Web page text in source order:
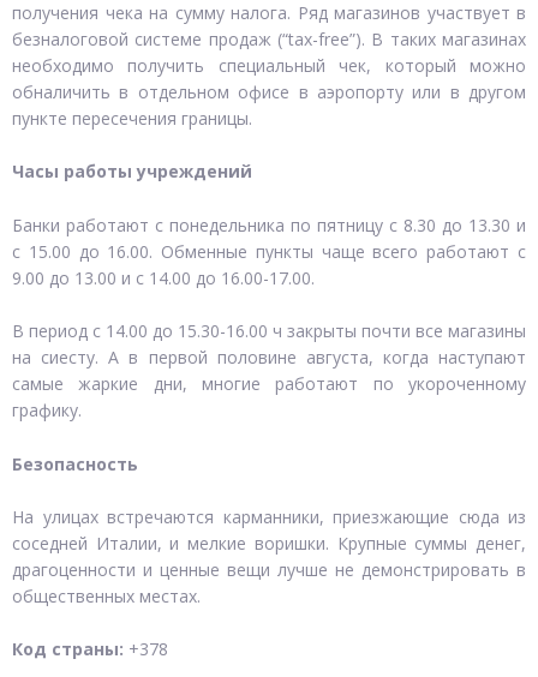
получения чека на сумму налога. Ряд магазинов участвует в
безналоговой системе продаж (“tax-free”). В таких магазинах
необходимо получить специальный чек, который можно
обналичить в отдельном офисе в аэропорту или в другом
пункте пересечения границы.
Часы работы учреждений
Банки работают с понедельника по пятницу с 8.30 до 13.30 и
с 15.00 до 16.00. Обменные пункты чаще всего работают с
9.00 до 13.00 и с 14.00 до 16.00-17.00.
В период с 14.00 до 15.30-16.00 ч закрыты почти все магазины
на сиесту. А в первой половине августа, когда наступают
самые жаркие дни, многие работают по укороченному
графику.
Безопасность
На улицах встречаются карманники, приезжающие сюда из
соседней Италии, и мелкие воришки. Крупные суммы денег,
драгоценности и ценные вещи лучше не демонстрировать в
общественных местах.
Код страны: +378